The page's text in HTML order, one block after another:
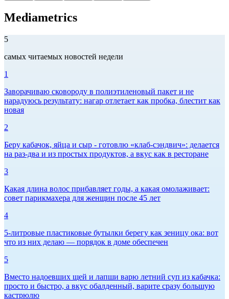
Mediametrics
5
самых читаемых новостей недели
1
Заворачиваю сковороду в полиэтиленовый пакет и не
нарадуюсь результату: нагар отлетает как пробка, блестит как
новая
2
Беру кабачок, яйца и сыр - готовлю «клаб-сэндвич»: делается
на раз-два и из простых продуктов, а вкус как в ресторане
3
Какая длина волос прибавляет годы, а какая омолаживает:
совет парикмахера для женщин после 45 лет
4
5-литровые пластиковые бутылки берегу как зеницу ока: вот
что из них делаю — порядок в доме обеспечен
5
Вместо надоевших щей и лапши варю летний суп из кабачка:
просто и быстро, а вкус обалденный, варите сразу большую
кастрюлю